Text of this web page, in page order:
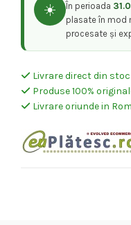
☀️ În perioada
plasate în mod
procesate și
Livrare direct din stoc
Produse 100%
Livrare oriunde in